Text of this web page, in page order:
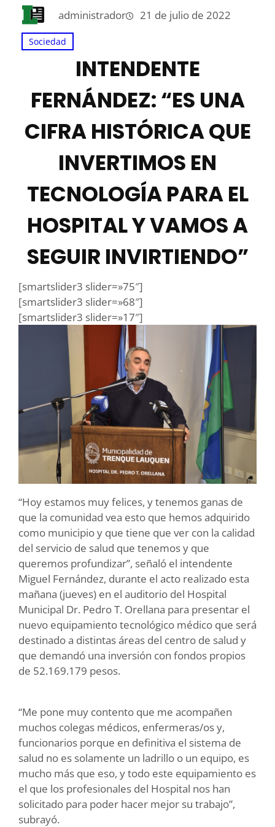
administrador 21 de julio de 2022
Sociedad
INTENDENTE
FERNÁNDEZ: “ES UNA
CIFRA HISTÓRICA QUE
INVERTIMOS EN
TECNOLOGÍA PARA EL
HOSPITAL Y VAMOS A
SEGUIR INVIRTIENDO”
[smartslider3 slider=»75″]
[smartslider3 slider=»68″]
[smartslider3 slider=»17″]
“Hoy estamos muy felices, y tenemos ganas de
que la comunidad vea esto que hemos adquirido
como municipio y que tiene que ver con la calidad
del servicio de salud que tenemos y que
queremos profundizar”, señaló el intendente
Miguel Fernández, durante el acto realizado esta
mañana (jueves) en el auditorio del Hospital
Municipal Dr. Pedro T. Orellana para presentar el
nuevo equipamiento tecnológico médico que será
destinado a distintas áreas del centro de salud y
que demandó una inversión con fondos propios
de 52.169.179 pesos.
“Me pone muy contento que me acompañen
muchos colegas médicos, enfermeras/os y,
funcionarios porque en definitiva el sistema de
salud no es solamente un ladrillo o un equipo, es
mucho más que eso, y todo este equipamiento es
el que los profesionales del Hospital nos han
solicitado para poder hacer mejor su trabajo”,
subrayó.